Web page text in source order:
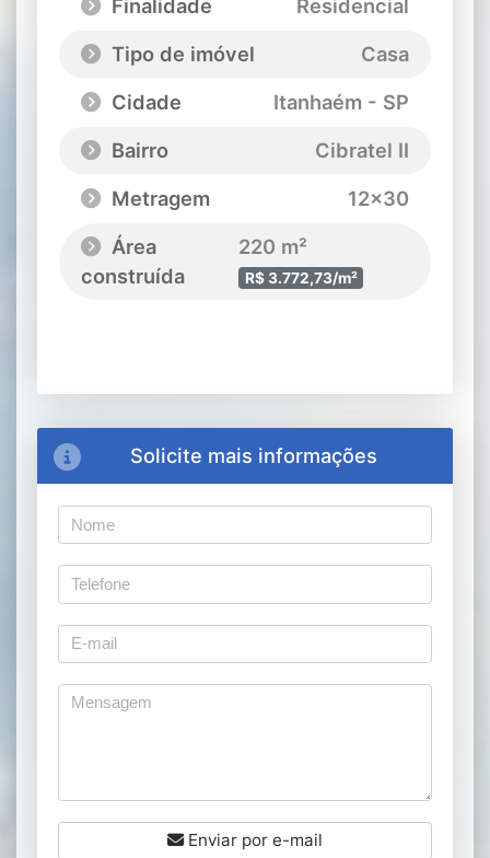
Finalidade
Residencial
Tipo de imóvel
Casa
Cidade
Itanhaém - SP
Bairro
Cibratel II
Metragem
12x30
Área
construída
220 m²
R$ 3.772,73/m²
Solicite mais informações
Enviar por e-mail